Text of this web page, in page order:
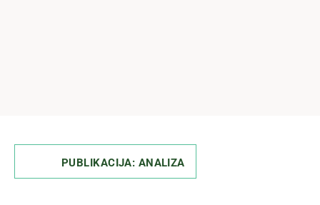
PUBLIKACIJA: ANALIZA